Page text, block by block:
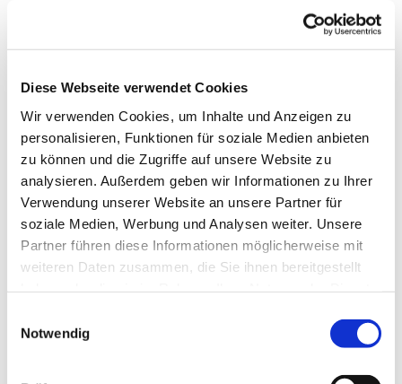
Diese Webseite verwendet Cookies
Wir verwenden Cookies, um Inhalte und Anzeigen zu
personalisieren, Funktionen für soziale Medien anbieten
zu können und die Zugriffe auf unsere Website zu
analysieren. Außerdem geben wir Informationen zu Ihrer
Verwendung unserer Website an unsere Partner für
soziale Medien, Werbung und Analysen weiter. Unsere
Partner führen diese Informationen möglicherweise mit
weiteren Daten zusammen, die Sie ihnen bereitgestellt
Notwendig
Dies könnte Sie auch
interessieren